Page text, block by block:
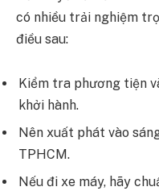
có nhiều trải nghiệm
điều sau:
Kiểm tra phương tiện
khởi hành.
Nên xuất phát vào
TPHCM.
Nếu đi xe máy, hãy